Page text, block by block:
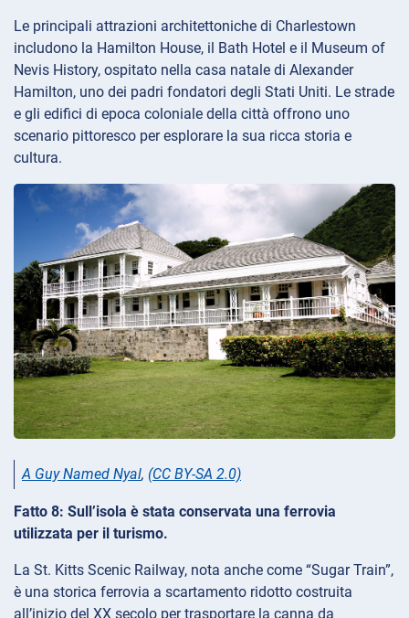
Le principali attrazioni architettoniche di Charlestown
includono la Hamilton House, il Bath Hotel e il Museum of
Nevis History, ospitato nella casa natale di Alexander
Hamilton, uno dei padri fondatori degli Stati Uniti. Le strade
e gli edifici di epoca coloniale della città offrono uno
scenario pittoresco per esplorare la sua ricca storia e
cultura.
A Guy Named Nyal, (CC BY-SA 2.0)
Fatto 8: Sull’isola è stata conservata una ferrovia
utilizzata per il turismo.
La St. Kitts Scenic Railway, nota anche come “Sugar Train”,
è una storica ferrovia a scartamento ridotto costruita
all’inizio del XX secolo per trasportare la canna da